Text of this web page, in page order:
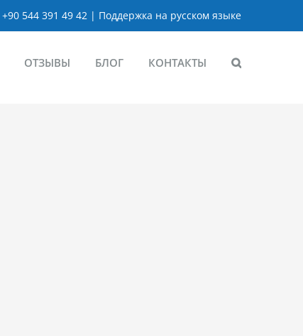
+90 544 391 49 42 | Поддержка на русском языке
ОТЗЫВЫ БЛОГ КОНТАКТЫ